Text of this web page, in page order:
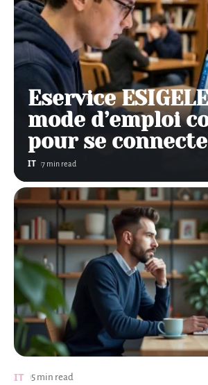
Eservice
mode d’emploi
pour se
IT 7 min read
IT 5 min read